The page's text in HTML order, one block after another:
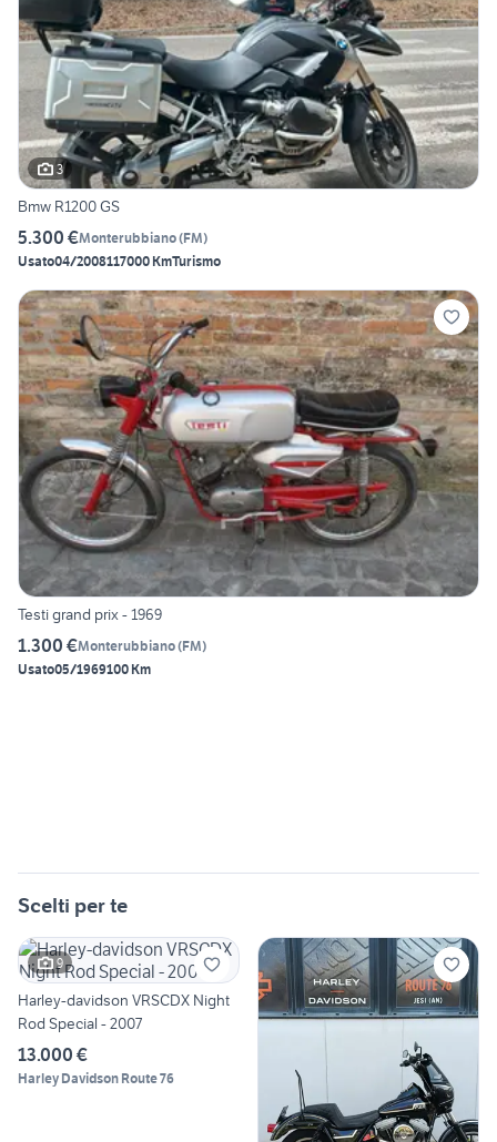
3
Bmw R1200 GS
5.300 €Monterubbiano(FM)
Usato04/2008117000 KmTurismo
Testi grand prix - 1969
1.300 €Monterubbiano(FM)
Usato05/1969100 Km
Scelti per te
9
Harley-davidson VRSCDX Night
Rod Special - 2007
13.000 €
Harley Davidson Route 76